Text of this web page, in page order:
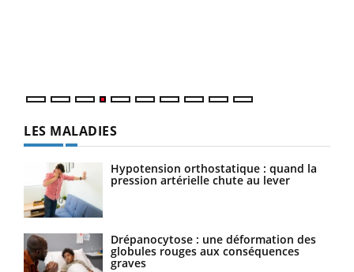
LES MALADIES
Hypotension orthostatique : quand la
pression artérielle chute au lever
Drépanocytose : une déformation des
globules rouges aux conséquences
graves